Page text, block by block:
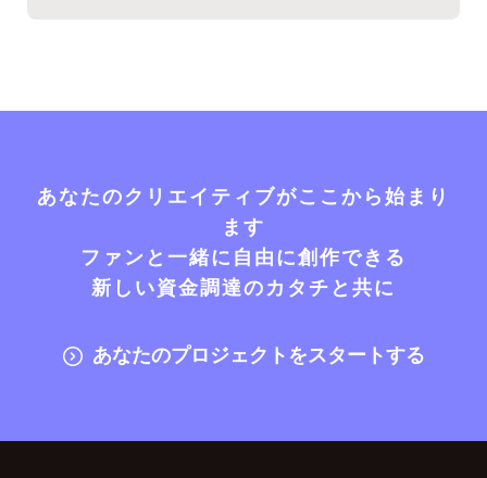
あなたのクリエイティブがここから始まり
ます
ファンと一緒に自由に創作できる
新しい資金調達のカタチと共に
あなたのプロジェクトをスタートする